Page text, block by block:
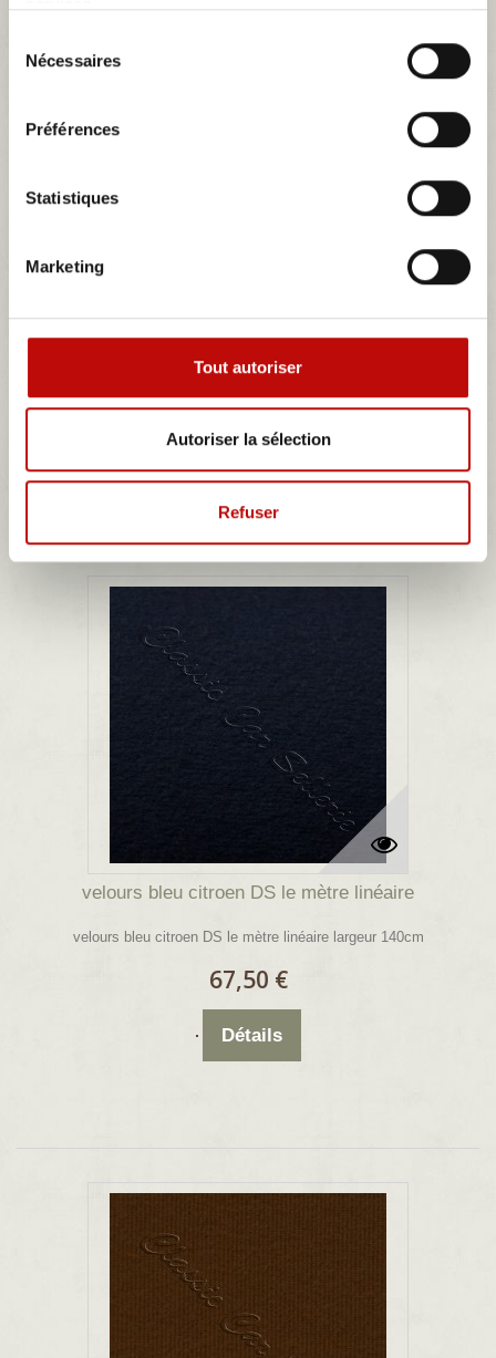
Nécessaires
Préférences
Statistiques
Marketing
Tout autoriser
Autoriser la sélection
Refuser
Velours rouge Citroen DS le mètre linéaire
67,50 €
Détails
velours bleu citroen DS le mètre linéaire
velours bleu citroen DS le mètre linéaire largeur 140cm
67,50 €
Détails